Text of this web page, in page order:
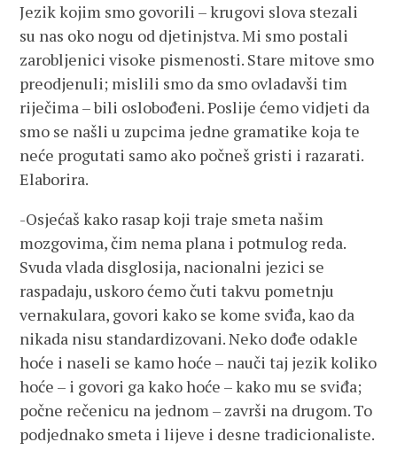
Jezik kojim smo govorili – krugovi slova stezali
su nas oko nogu od djetinjstva. Mi smo postali
zarobljenici visoke pismenosti. Stare mitove smo
preodjenuli; mislili smo da smo ovladavši tim
riječima – bili oslobođeni. Poslije ćemo vidjeti da
smo se našli u zupcima jedne gramatike koja te
neće progutati samo ako počneš gristi i razarati.
Elaborira.
-Osjećaš kako rasap koji traje smeta našim
mozgovima, čim nema plana i potmulog reda.
Svuda vlada disglosija, nacionalni jezici se
raspadaju, uskoro ćemo čuti takvu pometnju
vernakulara, govori kako se kome sviđa, kao da
nikada nisu standardizovani. Neko dođe odakle
hoće i naseli se kamo hoće – nauči taj jezik koliko
hoće – i govori ga kako hoće – kako mu se sviđa;
počne rečenicu na jednom – završi na drugom. To
podjednako smeta i lijeve i desne tradicionaliste.